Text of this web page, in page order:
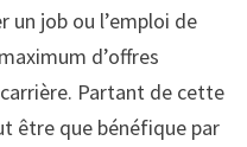
un job ou l’emploi de
d’offres
Partant de cette
être que bénéfique par